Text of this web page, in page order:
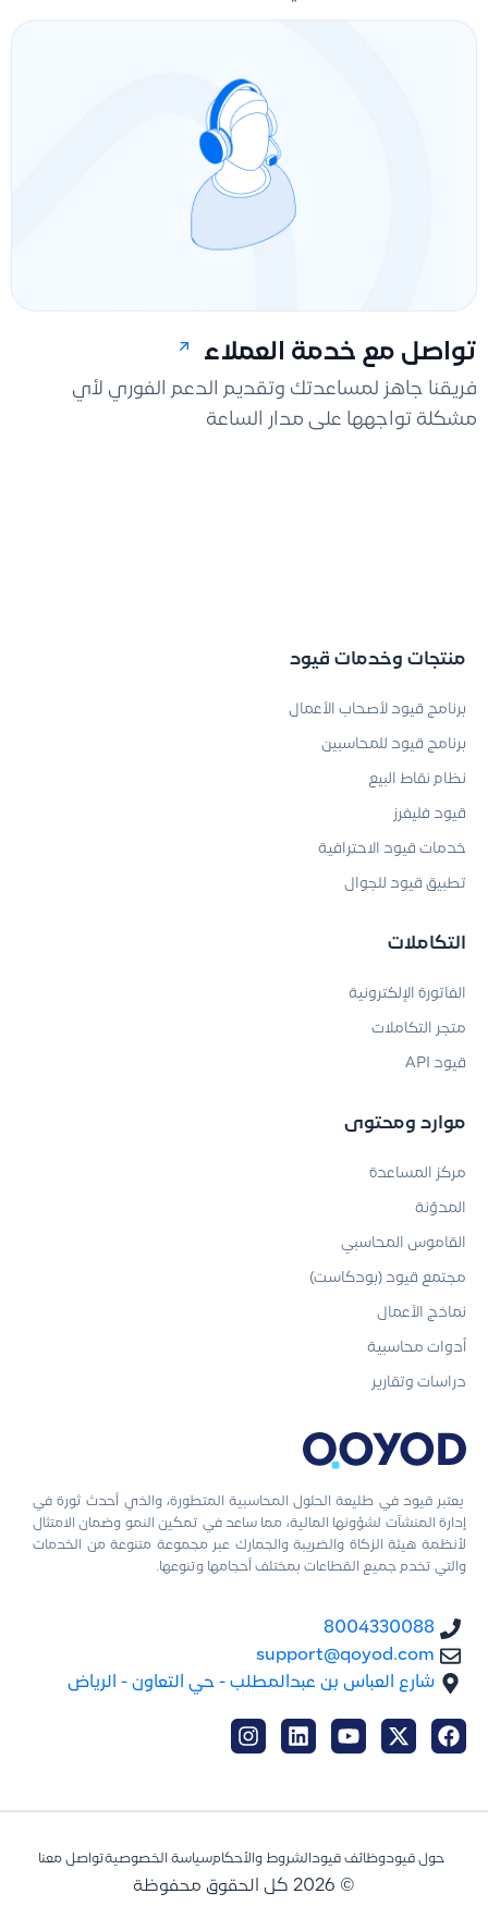
تواصل مع خدمة العملاء
فريقنا جاهز لمساعدتك وتقديم الدعم الفوري لأي
مشكلة تواجهها على مدار الساعة
يعتبر قيود في طليعة الحلول المحاسبية المتطورة، والذي أحدث ثورة في
إدارة المنشآت لشؤونها المالية، مما ساعد في تمكين النمو وضمان الامتثال
لأنظمة هيئة الزكاة والضريبة والجمارك عبر مجموعة متنوعة من الخدمات
والتي تخدم جميع القطاعات بمختلف أحجامها وتنوعها.
8004330088
support@qoyod.com
شارع العباس بن عبدالمطلب - حي التعاون - الرياض
منتجات وخدمات قيود
برنامج قيود لأصحاب الأعمال
برنامج قيود للمحاسبين
نظام نقاط البيع
قيود فليفرز
خدمات قيود الاحترافية
تطبيق قيود للجوال
التكاملات
الفاتورة الإلكترونية
متجر التكاملات
قيود API
موارد ومحتوى
مركز المساعدة
المدوّنة
القاموس المحاسبي
مجتمع قيود (بودكاست)
نماذج الأعمال
أدوات محاسبية
دراسات وتقارير
حول قيودوظائف قيود الشروط والأحكامسياسة الخصوصيةتواصل معنا
© 2026 كل الحقوق محفوظة